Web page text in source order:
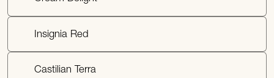
Insignia Red
Castilian Terra